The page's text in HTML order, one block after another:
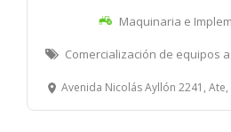
Maquinaria e
Comercialización de equipos
Avenida Nicolás Ayllón 2241, Ate, Lima,